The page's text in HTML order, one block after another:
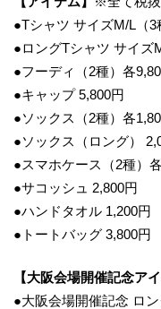
●Tシャツ サイズM/L（3
●ロングTシャツ サイズ
●フーディ（2種）各
●キャップ 5,800円
●ソックス（2種）各
●ソックス（ロング）
●スマホケース（2種）
●サコッシュ 2,800円
●ハンドタオル 1,200円
●トートバッグ 3,800円
【大阪会場開催記念アイ
●大阪会場開催記念 ロ